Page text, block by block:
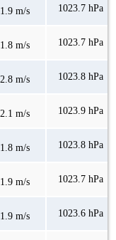
1.9 m/s 1023.7 hPa
1.8 m/s 1023.7 hPa
2.8 m/s 1023.8 hPa
2.1 m/s 1023.9 hPa
1.8 m/s 1023.8 hPa
1.9 m/s 1023.7 hPa
1.9 m/s 1023.6 hPa